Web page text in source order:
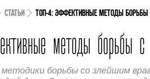
СТАТЬИ ТОП-4: ЭФФЕКТИВНЫЕ МЕТОДЫ
методы борьбы с
борьбы со злейшим